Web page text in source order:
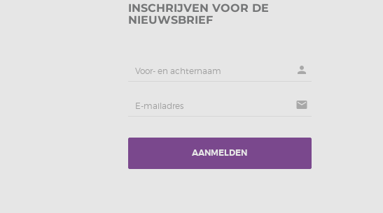
INSCHRIJVEN VOOR DE
NIEUWSBRIEF
person
mail
AANMELDEN